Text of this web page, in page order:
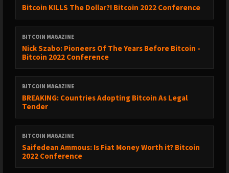
Bitcoin KILLS The Dollar?! Bitcoin 2022 Conference
BITCOIN MAGAZINE
Nick Szabo: Pioneers Of The Years Before Bitcoin -
Bitcoin 2022 Conference
BITCOIN MAGAZINE
BREAKING: Countries Adopting Bitcoin As Legal
Tender
BITCOIN MAGAZINE
Saifedean Ammous: Is Fiat Money Worth it? Bitcoin
2022 Conference